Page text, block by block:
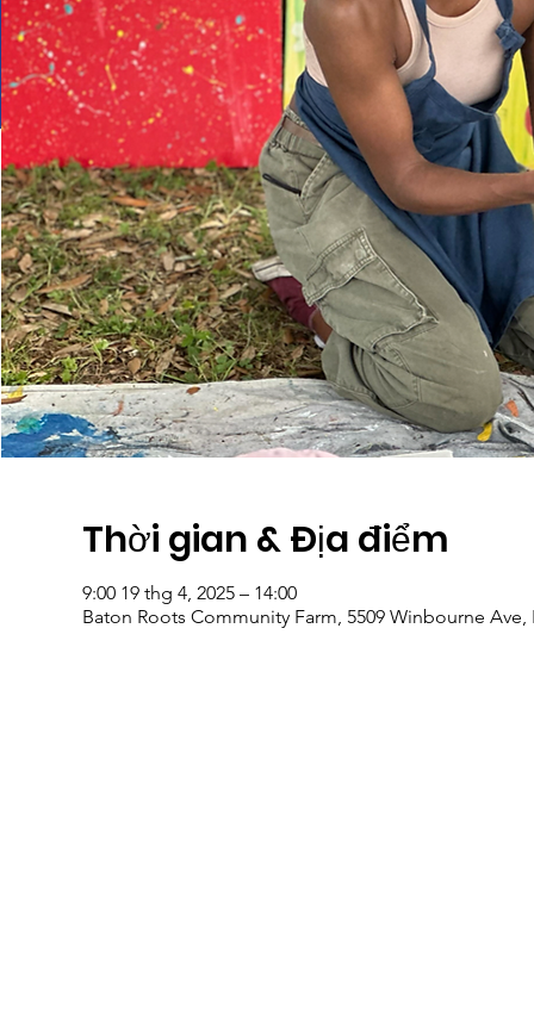
Thời gian & Địa điểm
9:00 19 thg 4, 2025 – 14:00
Baton Roots Community Farm, 5509 Winbourne Ave,